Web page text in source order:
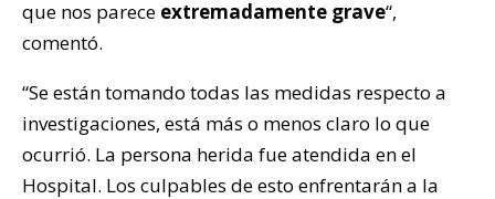
que nos parece extremadamente grave“,
comentó.
“Se están tomando todas las medidas respecto a
investigaciones, está más o menos claro lo que
ocurrió. La persona herida fue atendida en el
Hospital. Los culpables de esto enfrentarán a la